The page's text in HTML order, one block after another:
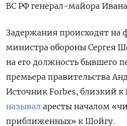
ВС РФ генерал-майора
Задержания происходят на
министра обороны Сергея
на его должность бывшего
премьера правительства
Источник Forbes, близкий
называл аресты началом
приближенных» к Шойгу.